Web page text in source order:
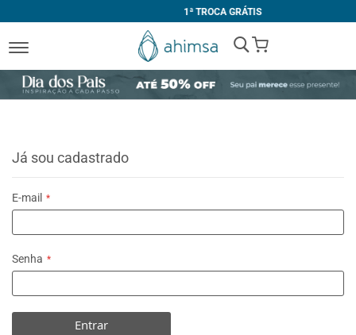
1ª TROCA GRÁTIS
My Cart
Já sou cadastrado
E-mail
Senha
Entrar